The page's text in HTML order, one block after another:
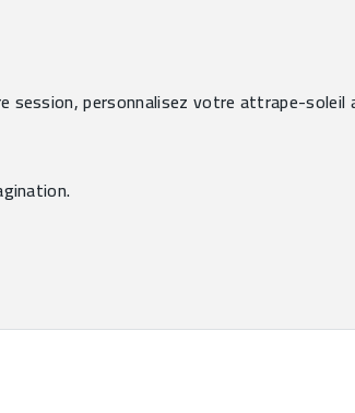
session, personnalisez votre attrape-